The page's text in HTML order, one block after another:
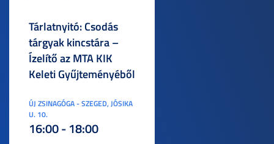
Tárlatnyitó: Csodás
tárgyak kincstára –
Ízelítő az MTA KIK
Keleti Gyűjteményéből
ÚJ ZSINAGÓGA - SZEGED, JÓSIKA
U. 10.
16:00 - 18:00